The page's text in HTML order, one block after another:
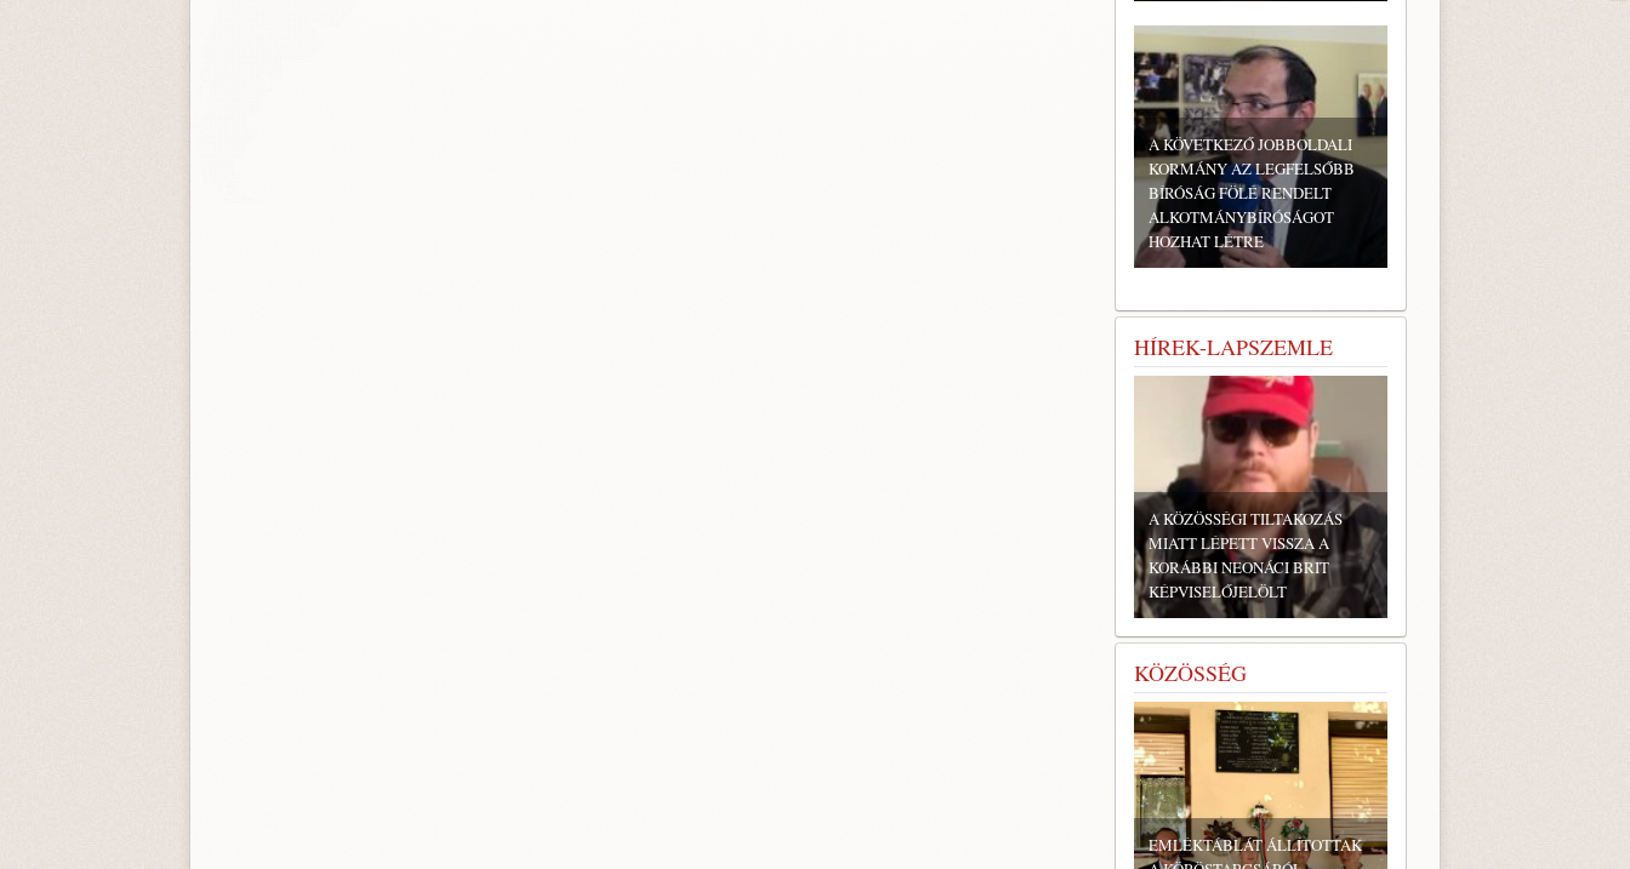
A KÖVETKEZŐ JOBBOLDALI
KORMÁNY AZ LEGFELSŐBB
BÍRÓSÁG FÖLÉ RENDELT
ALKOTMÁNYBÍRÓSÁGOT
HOZHAT LÉTRE
HÍREK-LAPSZEMLE
A KÖZÖSSÉGI TILTAKOZÁS
MIATT LÉPETT VISSZA A
KORÁBBI NEONÁCI BRIT
KÉPVISELŐJELÖLT
KÖZÖSSÉG
EMLÉKTÁBLÁT ÁLLÍTOTTAK